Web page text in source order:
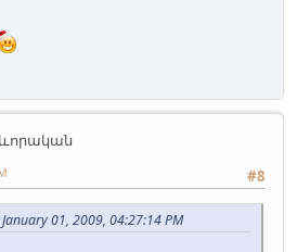
#8
01, 2009, 04:27:14 PM